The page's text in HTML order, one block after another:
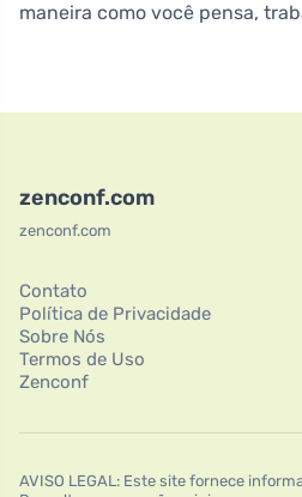
maneira como você pensa,
zenconf.com
zenconf.com
Contato
Política de Privacidade
Sobre Nós
Termos de Uso
Zenconf
AVISO LEGAL: Este site fornece